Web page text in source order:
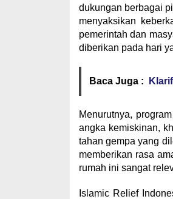
dukungan berbagai
menyaksikan
pemerintah dan
diberikan pada hari
Baca Juga :
Menurutnya,
angka kemiskinan,
tahan gempa yang
memberikan rasa
rumah ini sangat
Islamic Relief